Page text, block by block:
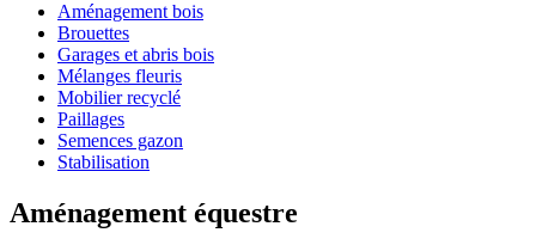
Aménagement bois
Brouettes
Garages et abris bois
Mélanges fleuris
Mobilier recyclé
Paillages
Semences gazon
Stabilisation
Aménagement équestre